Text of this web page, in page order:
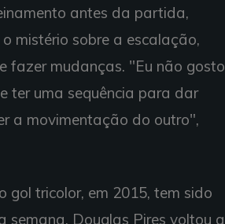
antes da partida,
mistério sobre a escalação,
fazer mudanças. "Eu não gosto
ter uma sequência para dar
a movimentação do outro",
tricolor, em 2015, tem sido
semana, Douglas Pires voltou a